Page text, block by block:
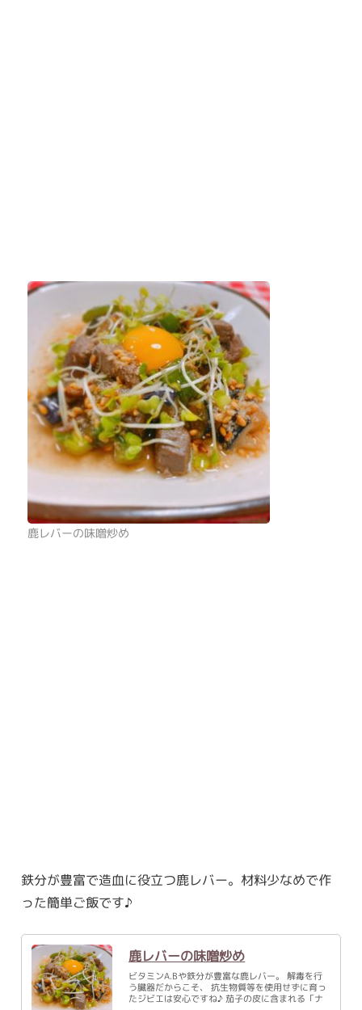
鹿レバーの味噌炒め
鉄分が豊富で造血に役立つ鹿レバー。材料少なめで作
った簡単ご飯です♪
鹿レバーの味噌炒め
ビタミンA.Bや鉄分が豊富な鹿レバー。 解毒を行
う臓器だからこそ、 抗生物質等を使用せずに育っ
たジビエは安心ですね♪ 茄子の皮に含まれる「ナ